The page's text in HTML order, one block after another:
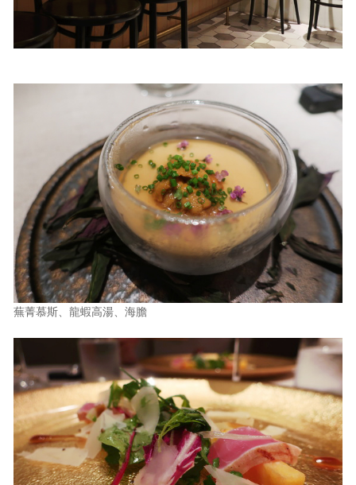
訂閱電子報
蕪菁慕斯、龍蝦高湯、海膽